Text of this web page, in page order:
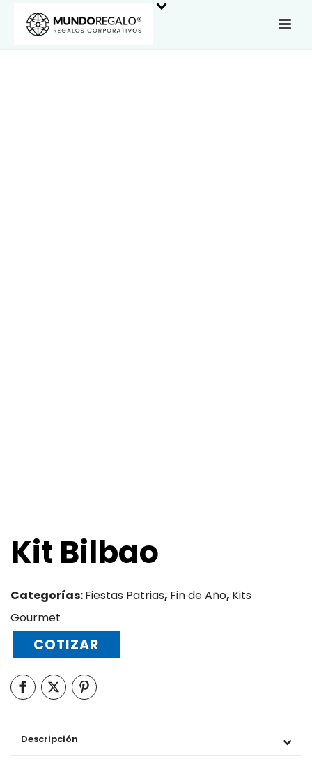
Kit Bilbao
Categorías:Fiestas Patrias, Fin de Año, Kits
Gourmet
COTIZAR
Descripción